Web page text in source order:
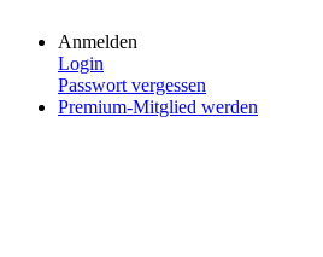
Anmelden
Login
Passwort vergessen
Premium-Mitglied werden